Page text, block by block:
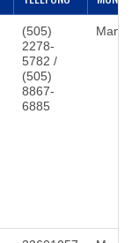
(505)
2278-
5782 /
(505)
8867-
6885